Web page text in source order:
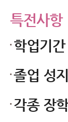
특전사항
학업기
졸업 성
각종 장